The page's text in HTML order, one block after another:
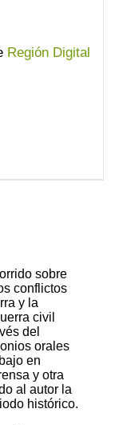
Región Digital
sobre
conflictos
y la
civil
del
orales
en
y otra
al autor la
histórico.